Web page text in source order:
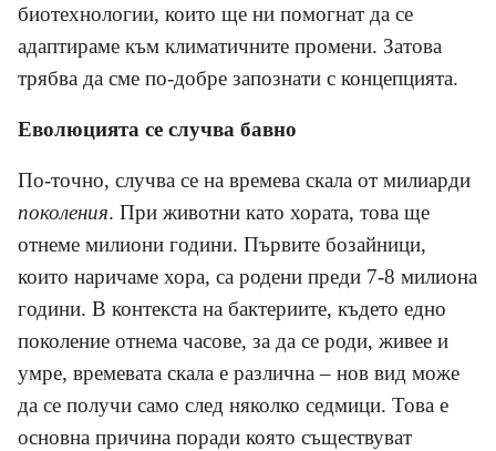
биотехнологии, които ще ни помогнат да се
адаптираме към климатичните промени. Затова
трябва да сме по-добре запознати с концепцията.
Еволюцията се случва бавно
По-точно, случва се на времева скала от милиарди
поколения. При животни като хората, това ще
отнеме милиони години. Първите бозайници,
които наричаме хора, са родени преди 7-8 милиона
години. В контекста на бактериите, където едно
поколение отнема часове, за да се роди, живее и
умре, времевата скала е различна – нов вид може
да се получи само след няколко седмици. Това е
основна причина поради която съществуват